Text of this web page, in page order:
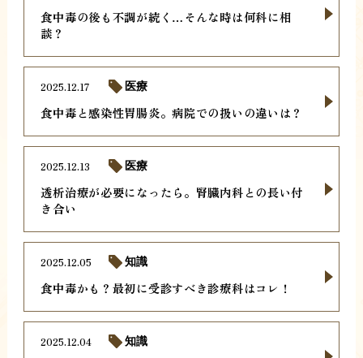
食中毒の後も不調が続く…そんな時は何科に相
談？
食中毒と感染性胃腸炎。病院での扱いの違いは？
2025.12.17 医療
透析治療が必要になったら。腎臓内科との長い付
き合い
2025.12.13 医療
食中毒かも？最初に受診すべき診療科はコレ！
2025.12.05 知識
2025.12.04 知識